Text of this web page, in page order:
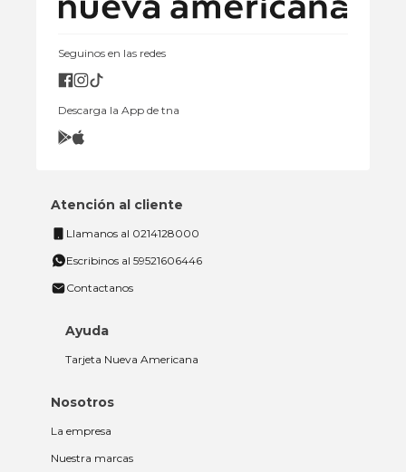
Seguinos en las redes
Descarga la App de tna
Atención al cliente
Llamanos al 0214128000
Escribinos al 59521606446
Contactanos
Ayuda
Tarjeta Nueva Americana
Nosotros
La empresa
Nuestra marcas